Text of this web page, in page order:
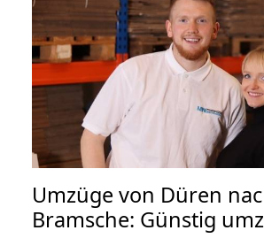
Umzüge von Düren
Bramsche: Günstig